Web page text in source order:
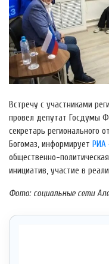
Встречу с участниками
провел депутат Госдумы
секретарь регионального
Богомаз, информирует РИА
общественно-
инициатив, участие в
Фото: социальные сети